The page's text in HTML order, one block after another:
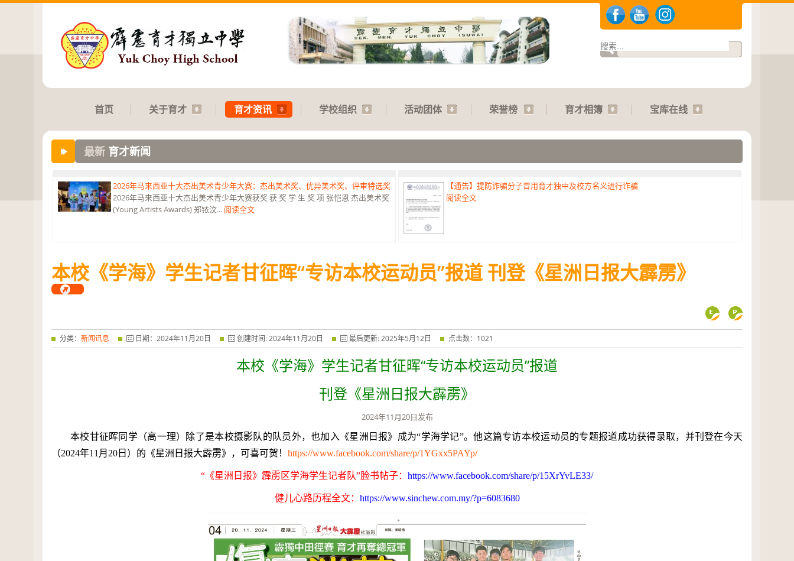
首页 关于育才 育才资讯 学校组织 活动团体 荣誉榜 育才相簿 宝库在线
最新 育才新闻
恭贺本校庄浩霖同学荣获第六届“中华翰墨情”佛港澳台侨中小学生书法比赛最高荣誉
——特优奖...阅读全文
2026年马来西亚十大杰出美术青少年大赛：杰出美术奖、优异美术奖、评审特选奖
2026年马来西亚十大杰出美术青少年大赛获奖 获 奖 学 生 奖 项 张恺恩 杰出美术奖
(Young Artists Awards) 郑铱汶... 阅读全文
阅读全文
【通告】提防诈骗分子冒用育才独中及校方名义进行诈骗
阅读全文
本校《学海》学生记者甘征晖“专访本校运动员”报道 刊登《星洲日报大霹雳》
分类： 新闻讯息 日期： 2024年11月20日 创建时间:2024年11月20日 最后更新:2025年5月12日 点击数： 1021
本校《学海》学生记者甘征晖“专访本校运动员”报道
刊登《星洲日报大霹雳》
2024年11月20日发布
本校甘征晖同学（高一理）除了是本校摄影队的队员外，也加入《星洲日报》成为“学海学记”。他这篇专访本校运动员的专题报道成功获得录取，并刊登在今天
（2024年11 月 20 日）的《星洲日报大霹雳》，可喜可贺！ https://​www​.face​book​.com/​s​h​a​r​e​/​p​/​1​Y​G​x​x​5​P​A​Y​p​/
“《星洲日报》霹雳区学海学生记者队”脸书帖子： https://​www​.face​book​.com/​s​h​a​r​e​/​p​/​1 5​X​r​Y​v​L​E​33​/
健儿心路历程全文： https://​www​.sinchew​.com​.my/​?​p​=​6083680